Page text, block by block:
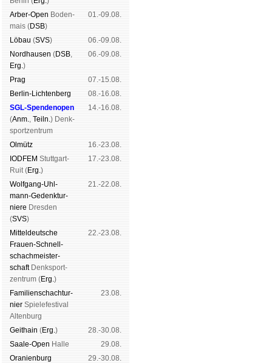
Arber-Open Boden­
mais (DSB)
01.-09.08.
Lö­bau (SVS)
06.-09.08.
Nord­hau­sen (DSB,
Erg.)
06.-09.08.
Prag
07.-15.08.
Berlin-Lich­ten­berg
08.-16.08.
SGL-Spenden­open
(Anm., Teiln.) Denk­
sport­zen­trum
14.-16.08.
Ol­mütz
16.-23.08.
IODFEM Stutt­gart-
Ruit (Erg.)
17.-23.08.
Wolf­gang-Uhl­
mann-Ge­denk­tur­
niere Dres­den
(SVS)
21.-22.08.
Mit­tel­deu­tsche
Frauen-Schnell­
schach­meis­ter­
schaftDenk­sport­
zen­trum (Erg.)
22.-23.08.
Familien­schach­tur­
nier Spiele­fes­ti­val
Al­ten­burg
23.08.
Geit­hain (Erg.)
28.-30.08.
Saale-Open Halle
29.08.
Oranien­burg
29.-30.08.